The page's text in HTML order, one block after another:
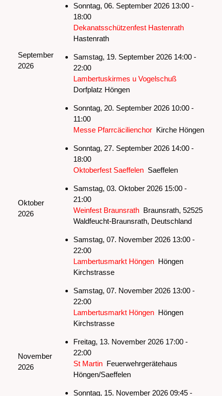
September
2026
Sonntag, 06. September 2026 13:00 -
18:00
Dekanatsschützenfest Hastenrath
Hastenrath
Samstag, 19. September 2026 14:00 -
22:00
Lambertuskirmes u Vogelschuß
Dorfplatz Höngen
Sonntag, 20. September 2026 10:00 -
11:00
Messe Pfarrcäcilienchor Kirche Höngen
Sonntag, 27. September 2026 14:00 -
18:00
Oktoberfest Saeffelen Saeffelen
Oktober
2026
Samstag, 03. Oktober 2026 15:00 -
21:00
Weinfest Braunsrath Braunsrath, 52525
Waldfeucht-Braunsrath, Deutschland
November
2026
Samstag, 07. November 2026 13:00 -
22:00
Lambertusmarkt Höngen Höngen
Kirchstrasse
Samstag, 07. November 2026 13:00 -
22:00
Lambertusmarkt Höngen Höngen
Kirchstrasse
Freitag, 13. November 2026 17:00 -
22:00
St Martin Feuerwehrgerätehaus
Höngen/Saeffelen
Sonntag, 15. November 2026 09:45 -